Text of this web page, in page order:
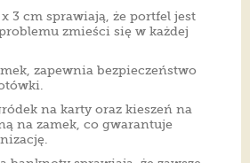
3 cm sprawiają, że portfel jest
zmieści się w każdej
zapewnia bezpieczeństwo
na karty oraz kieszeń na
na zamek, co gwarantuje